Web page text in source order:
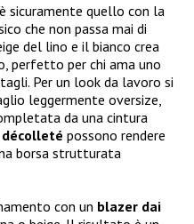
sicuramente quello con la
che non passa mai di
del lino e il bianco crea
perfetto per chi ama uno
Per un look da lavoro si
leggermente oversize,
da una cintura
possono rendere
borsa strutturata
con un blazer dai